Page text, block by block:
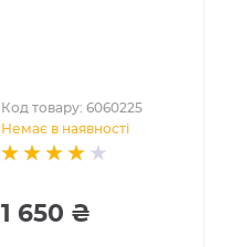
Код товару: 6060225
Немає в наявності
1 650 ₴